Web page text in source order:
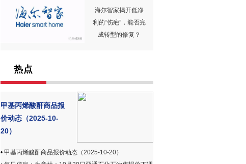
海尔智家揭开低净
利的“伤疤”，能否完
成转型的修复？
热点
甲基丙烯酸酐商品报
价动态（2025-10-
20）
• 甲基丙烯酸酐商品报价动态（2025-10-20）